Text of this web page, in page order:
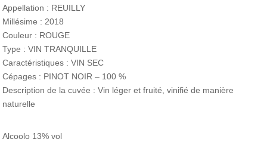
Appellation : REUILLY
Millésime : 2018
Couleur : ROUGE
Type : VIN TRANQUILLE
Caractéristiques : VIN SEC
Cépages : PINOT NOIR – 100 %
Description de la cuvée : Vin léger et fruité, vinifié de manière
naturelle
Alcoolo 13% vol